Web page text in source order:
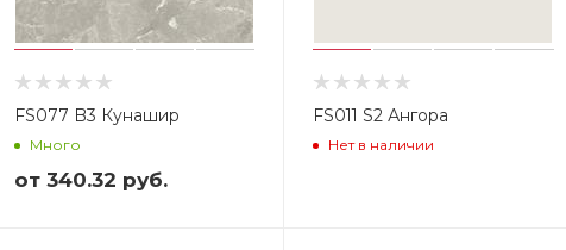
FS077 B3 Кунашир
Много
от 340.32 руб.
FS011 S2 Ангора
Нет в наличии